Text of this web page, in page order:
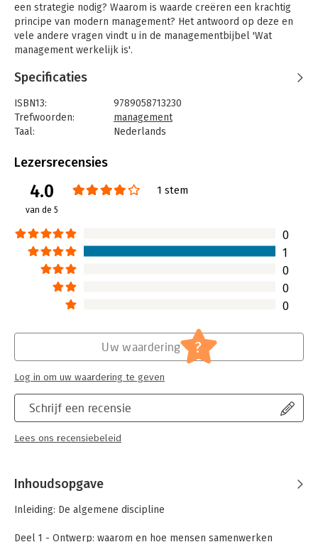
een strategie nodig? Waarom is waarde creëren een krachtig
principe van modern management? Het antwoord op deze en
vele andere vragen vindt u in de managementbijbel 'Wat
management werkelijk is'.
De meeste managementboeken prediken een bepaalde
formule of principe. Joan Magretta geeft in haar boek
daarentegen een gefundeerde, realistische en complete visie
op het beste dat gepubliceerd is over management. Magretta
maakt gebruik van hedendaagse en historische voorbeelden
waarde creëren, het ondernemingsmodel, concurrerende
managementprincipes van een commerciële organisatie ook in
toegepast.
Specificaties
ISBN13:
9789058713230
Trefwoorden:
management
Taal:
Nederlands
Aantal pagina's:
Hoofdrubriek:
Algemeen management
Lezersrecensies
4.0
van de 5
1 stem
0
1
0
0
0
Schrijf een recensie
Lees ons recensiebeleid
Uw waardering ?
Log in om uw waardering te geven
Inhoudsopgave
Inleiding: De algemene discipline
Deel 1 - Ontwerp: waarom en hoe mensen samenwerken